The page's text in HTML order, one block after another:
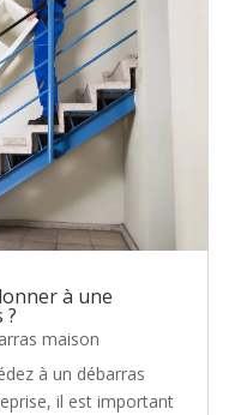
à une
?
maison
à un débarras
il est important